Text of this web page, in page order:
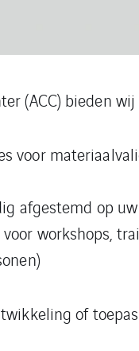
(ACC) bieden
voor
afgestemd op
workshops,
of